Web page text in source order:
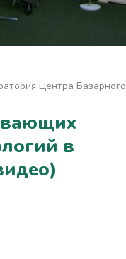
Центра Базарного
в